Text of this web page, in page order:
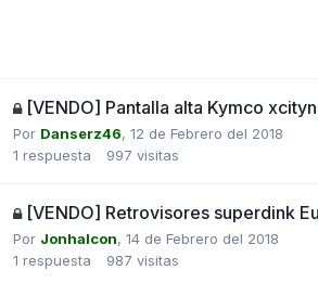
[VENDO] Pantalla alta Kymco
Por Danserz46, 12 de Febrero del 2018
1 respuesta 997 visitas
[VENDO] Retrovisores superdink
Por Jonhalcon, 14 de Febrero del 2018
1 respuesta 987 visitas